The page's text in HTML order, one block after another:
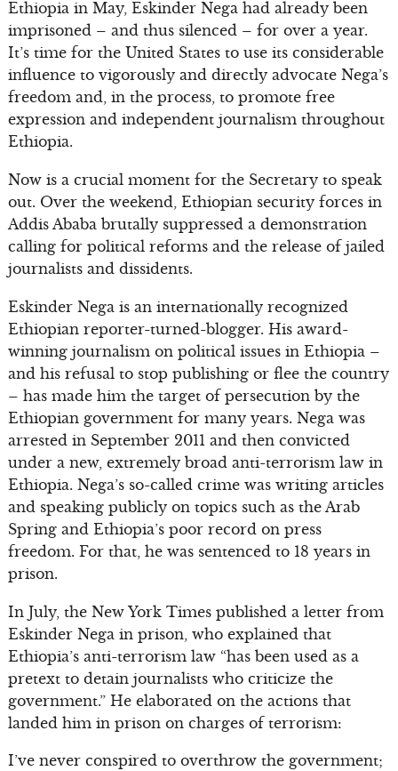
Ethiopia in May, Eskinder Nega had already been
imprisoned – and thus silenced – for over a year.
It’s time for the United States to use its considerable
influence to vigorously and directly advocate Nega’s
freedom and, in the process, to promote free
expression and independent journalism throughout
Ethiopia.
Now is a crucial moment for the Secretary to speak
out. Over the weekend, Ethiopian security forces in
Addis Ababa brutally suppressed a demonstration
calling for political reforms and the release of jailed
journalists and dissidents.
Eskinder Nega is an internationally recognized
Ethiopian reporter-turned-blogger. His award-
winning journalism on political issues in Ethiopia –
and his refusal to stop publishing or flee the country
– has made him the target of persecution by the
Ethiopian government for many years. Nega was
arrested in September 2011 and then convicted
under a new, extremely broad anti-terrorism law in
Ethiopia. Nega’s so-called crime was writing articles
and speaking publicly on topics such as the Arab
Spring and Ethiopia’s poor record on press
freedom. For that, he was sentenced to 18 years in
prison.
In July, the New York Times published a letter from
Eskinder Nega in prison, who explained that
Ethiopia’s anti-terrorism law “has been used as a
pretext to detain journalists who criticize the
government.” He elaborated on the actions that
landed him in prison on charges of terrorism:
I’ve never conspired to overthrow the government;